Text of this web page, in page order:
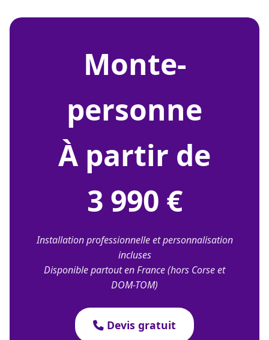
monte-
personne
À partir de
3 990 €
Installation professionnelle et personnalisation
incluses
Disponible partout en France (hors Corse et
DOM-TOM)
Devis gratuit